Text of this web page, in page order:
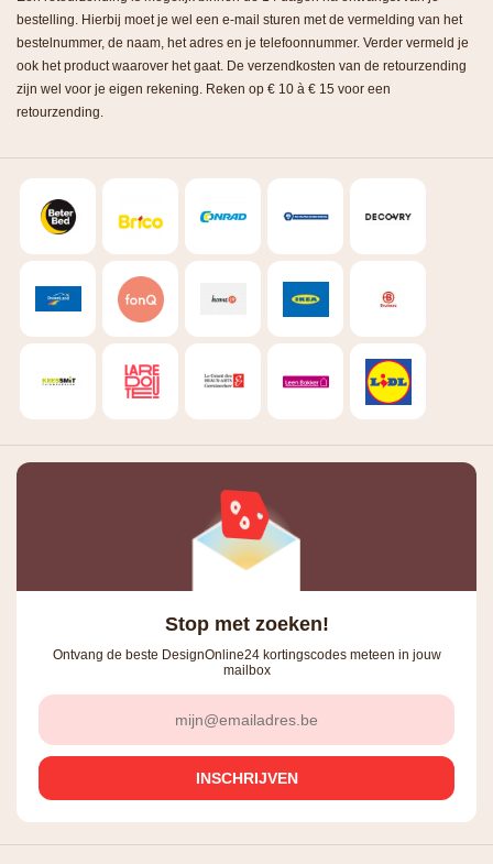
bestelling. Hierbij moet je wel een e-mail sturen met de vermelding van het
bestelnummer, de naam, het adres en je telefoonnummer. Verder vermeld je
ook het product waarover het gaat. De verzendkosten van de retourzending
zijn wel voor je eigen rekening. Reken op € 10 à € 15 voor een
retourzending.
Stop met zoeken!
Ontvang de beste DesignOnline24 kortingscodes meteen in jouw
mailbox